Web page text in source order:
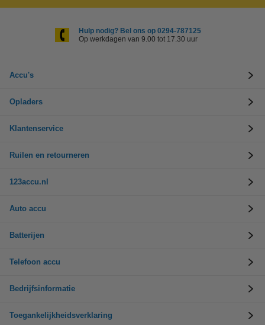
Hulp nodig? Bel ons op 0294-787125
Op werkdagen van 9.00 tot 17.30 uur
Accu's
Opladers
Klantenservice
Ruilen en retourneren
123accu.nl
Auto accu
Batterijen
Telefoon accu
Bedrijfsinformatie
Toegankelijkheidsverklaring